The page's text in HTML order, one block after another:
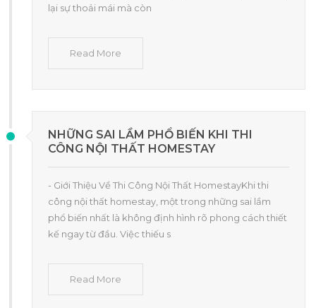
lại sự thoải mái mà còn
Read More
NHỮNG SAI LẦM PHỔ BIẾN KHI THI
CÔNG NỘI THẤT HOMESTAY
- Giới Thiệu Về Thi Công Nội Thất HomestayKhi thi
công nội thất homestay, một trong những sai lầm
phổ biến nhất là không định hình rõ phong cách thiết
kế ngay từ đầu. Việc thiếu s
Read More